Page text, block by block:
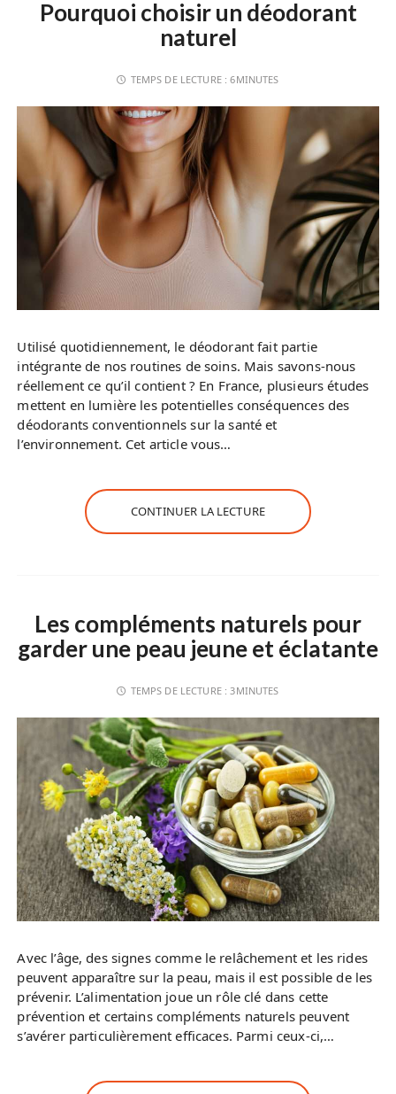
Pourquoi choisir un déodorant
naturel
TEMPS DE LECTURE :6MINUTES
Utilisé quotidiennement, le déodorant fait partie
intégrante de nos routines de soins. Mais savons-nous
réellement ce qu’il contient ? En France, plusieurs études
mettent en lumière les potentielles conséquences des
déodorants conventionnels sur la santé et
l’environnement. Cet article vous…
CONTINUER LA LECTURE
Les compléments naturels pour
garder une peau jeune et éclatante
TEMPS DE LECTURE :3MINUTES
Avec l’âge, des signes comme le relâchement et les rides
peuvent apparaître sur la peau, mais il est possible de les
prévenir. L’alimentation joue un rôle clé dans cette
prévention et certains compléments naturels peuvent
s’avérer particulièrement efficaces. Parmi ceux-ci,…